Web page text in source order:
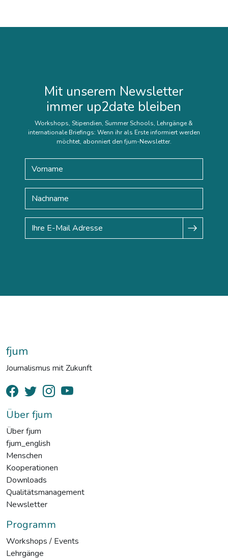
Mit unserem Newsletter
immer up2date bleiben
Workshops, Stipendien, Summer Schools, Lehrgänge &
internationale Briefings: Wenn ihr als Erste informiert werden
möchtet, abonniert den fjum-Newsletter.
fjum
Journalismus mit Zukunft
Über fjum
Über fjum
fjum_english
Menschen
Kooperationen
Downloads
Qualitätsmanagement
Newsletter
Programm
Workshops / Events
Lehrgänge